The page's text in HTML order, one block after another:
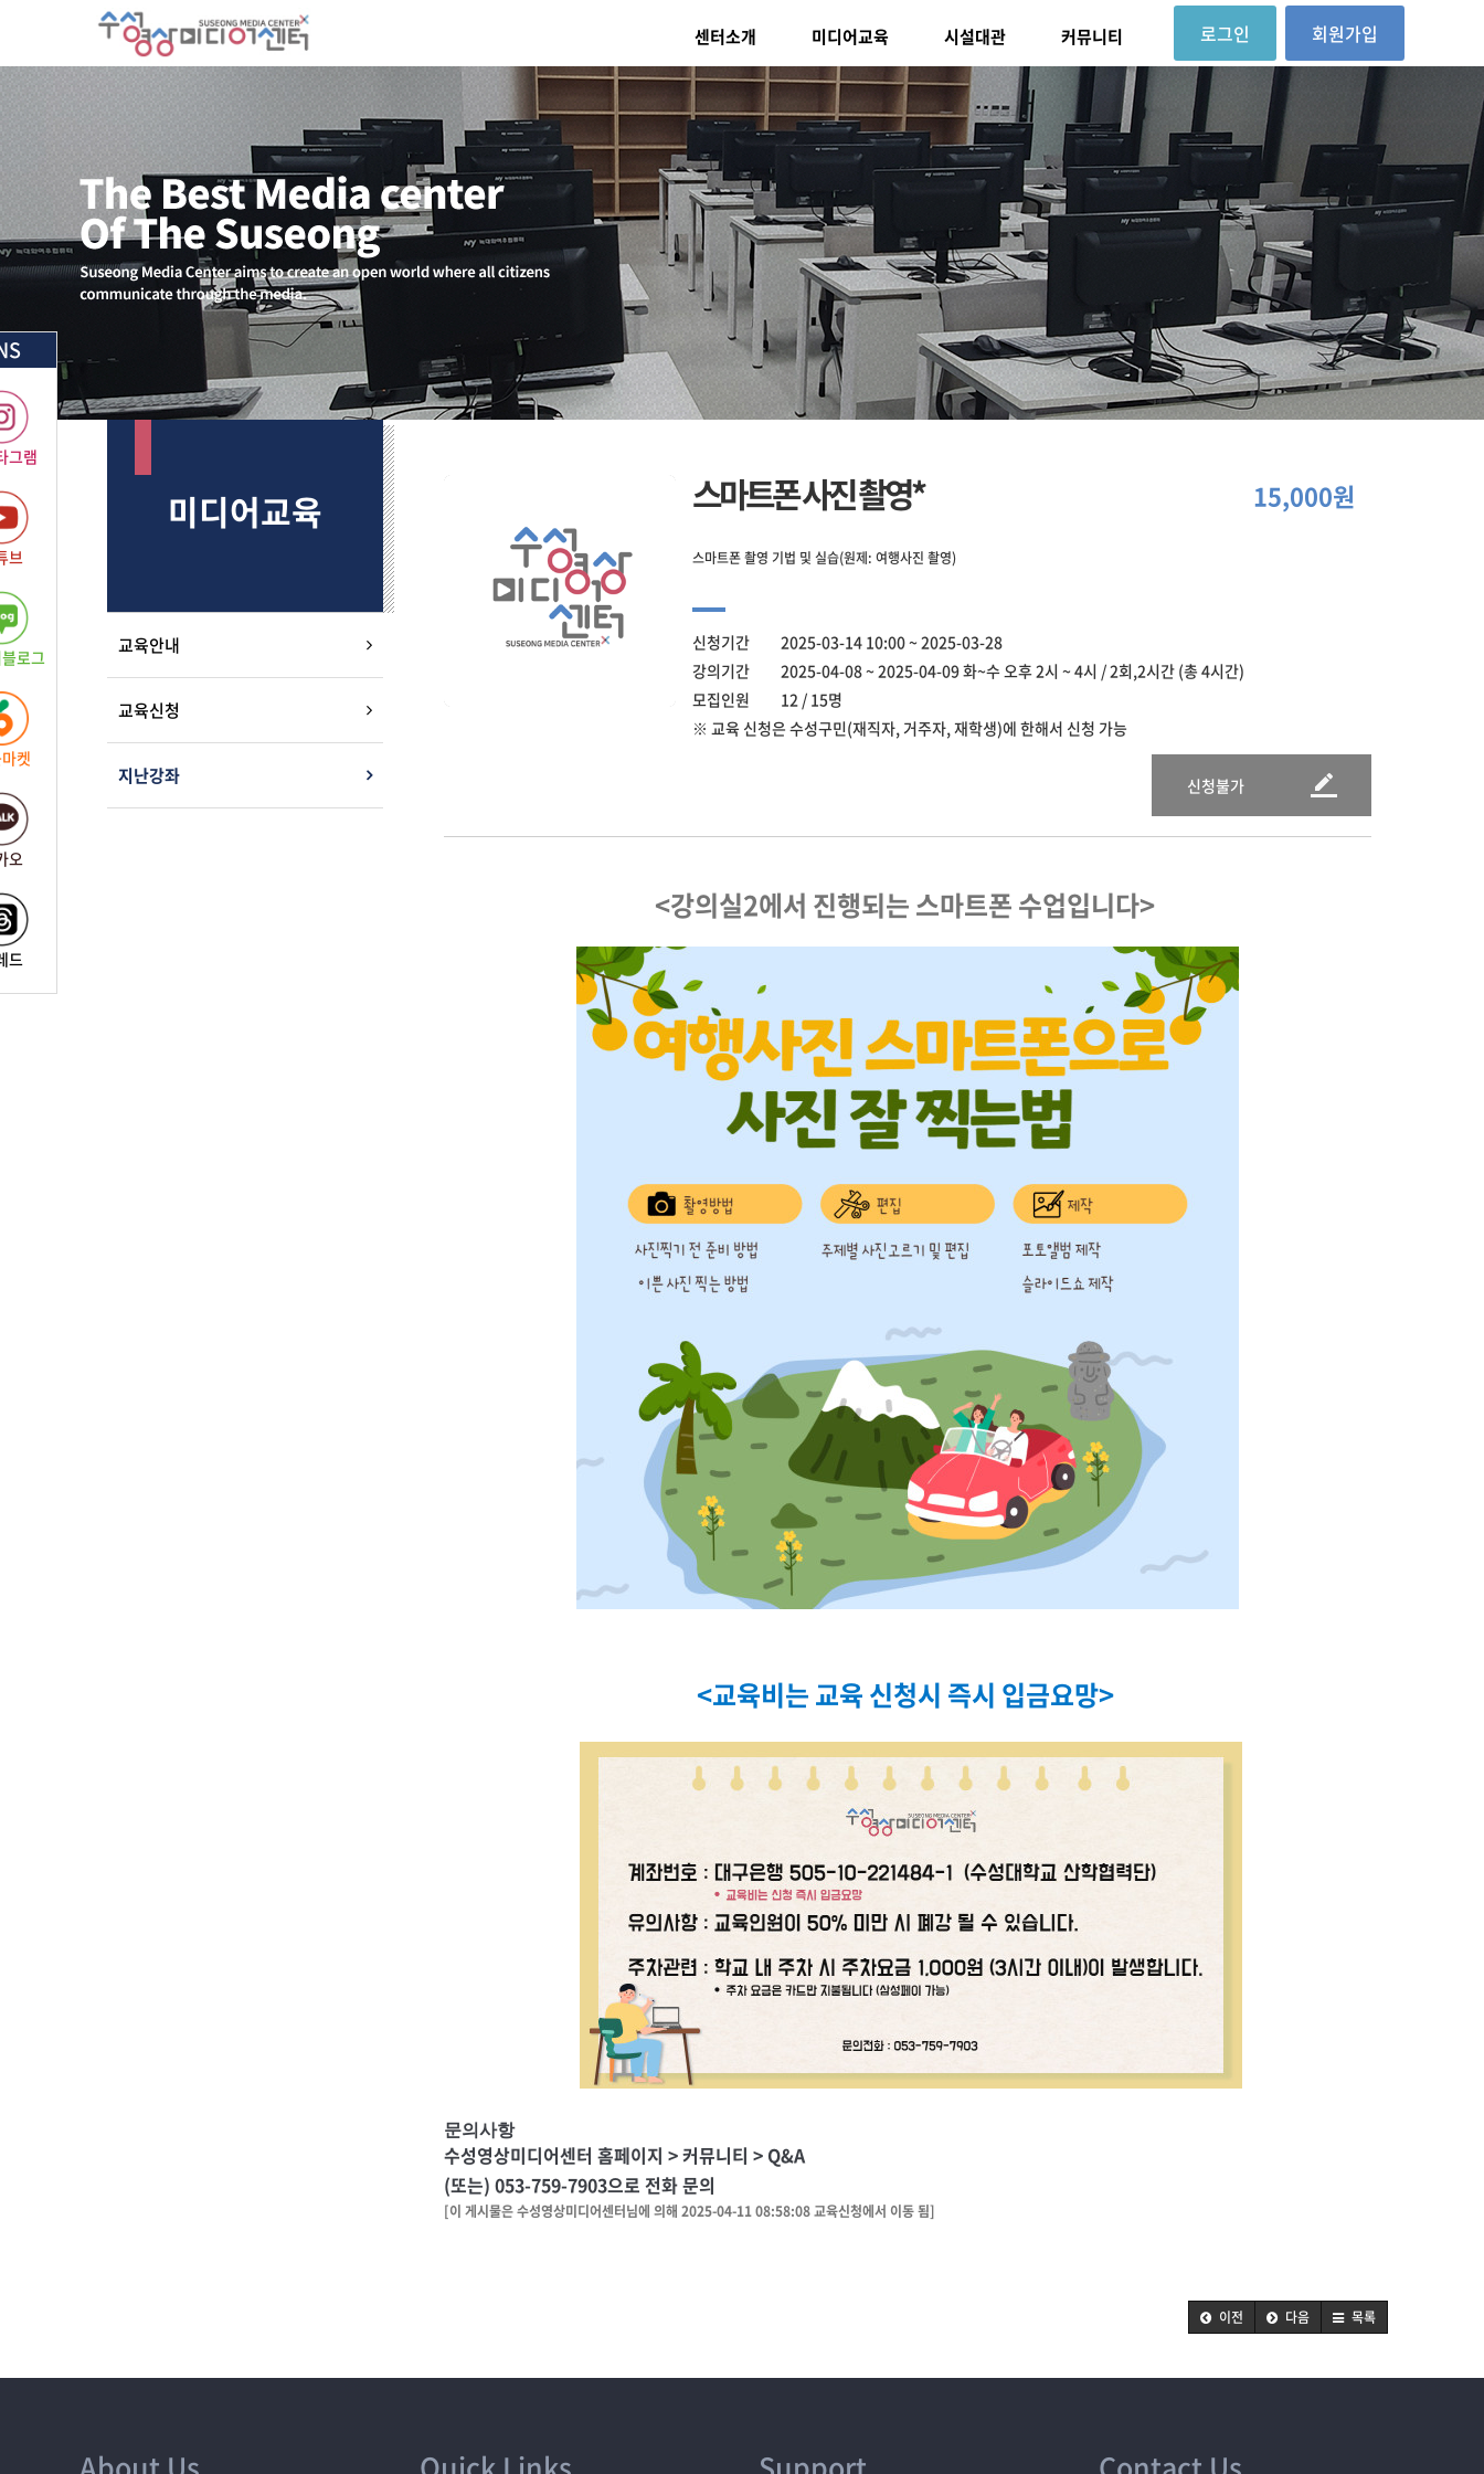
그램
브
로그
켓
오
드
센터소개 미디어교육 시설대관 커뮤니티 회원가입
로그인
스마트폰 사진 촬영* 15,000원
스마트폰 촬영 기법 및 실습(원제: 여행사진 촬영)
신청기간 2025-03-14 10:00 ~ 2025-03-28
강의기간 2025-04-08 ~ 2025-04-09 화~수 오후 2시 ~ 4시 / 2회,2시간 (총 4시간)
모집인원 12 / 15명
※ 교육 신청은 수성구민(재직자, 거주자, 재학생)에 한해서 신청 가능
신청불가
<강의실2에서 진행되는 스마트폰 수업입니다>
<교육비는 교육 신청시 즉시 입금요망>
문의사항
수성영상미디어센터 홈페이지 > 커뮤니티 > Q&A
(또는) 053-759-7903으로 전화 문의
[이 게시물은 수성영상미디어센터님에 의해 2025-04-11 08:58:08 교육신청에서 이동 됨]
이전 다음 목록
미디어교육
교육안내
교육신청
지난강좌